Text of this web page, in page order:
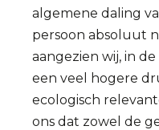
algemene daling
persoon absoluut
aangezien wij, in
een veel hogere
ecologisch
ons dat zowel de